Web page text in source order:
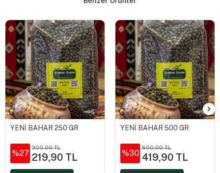
YENİ BAHAR 250 GR
%27
300,00 TL
219,90 TL
YENİ BAHAR 500 GR
%30
600,00 TL
419,90 TL